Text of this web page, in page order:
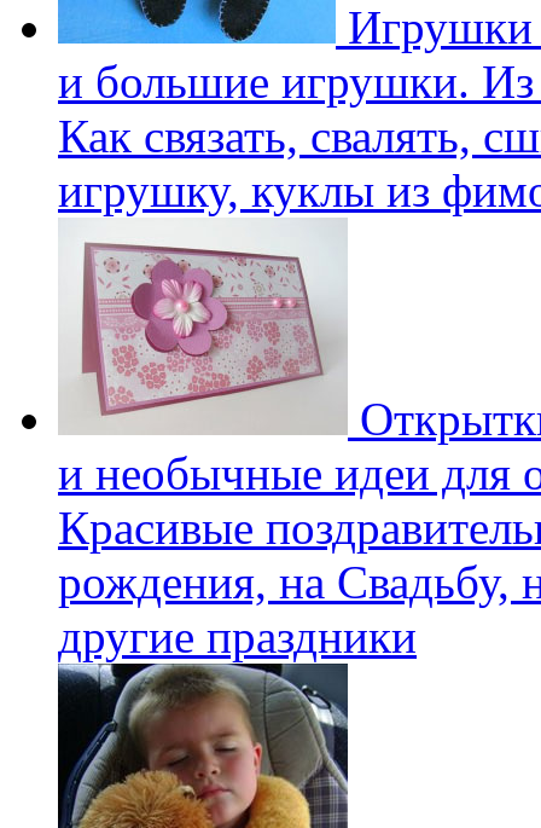
Игрушки
и большие игрушки. Из
Как связать, свалять,
игрушку, куклы из
и необычные идеи для
Красивые
рождения, на
другие праздники